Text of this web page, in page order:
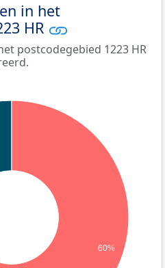
in het
HR
postcodegebied 1223 HR
60%